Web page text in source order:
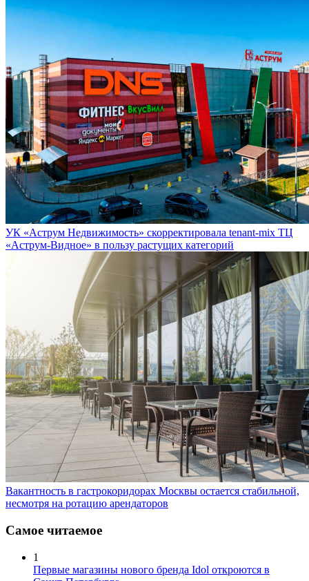
УК «Аструм Недвижимость» скорректировала tenant-mix ТЦ
«Аструм-Видное» в пользу растущих категорий
Вакантность в гастрокоридорах Москвы остается стабильной,
несмотря на ротацию арендаторов
Первые магазины нового бренда Idol откроются в
Санкт-Петербурге